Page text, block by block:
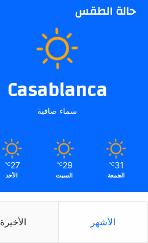
حالة الطقس
Casablanca
سماء صافية
31
℃
الجمعة
29
℃
السبت
27
℃
الأحد
الأشهر الأخيرة